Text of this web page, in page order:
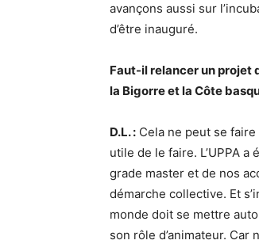
avançons aussi sur
d’être inauguré.
Faut-il relancer un projet
la Bigorre et la Côte
D.L. : Cela ne peut se
utile de le faire. L’UPPA
grade master et de nos
démarche collective. Et
monde doit se mettre
son rôle d’animateur.